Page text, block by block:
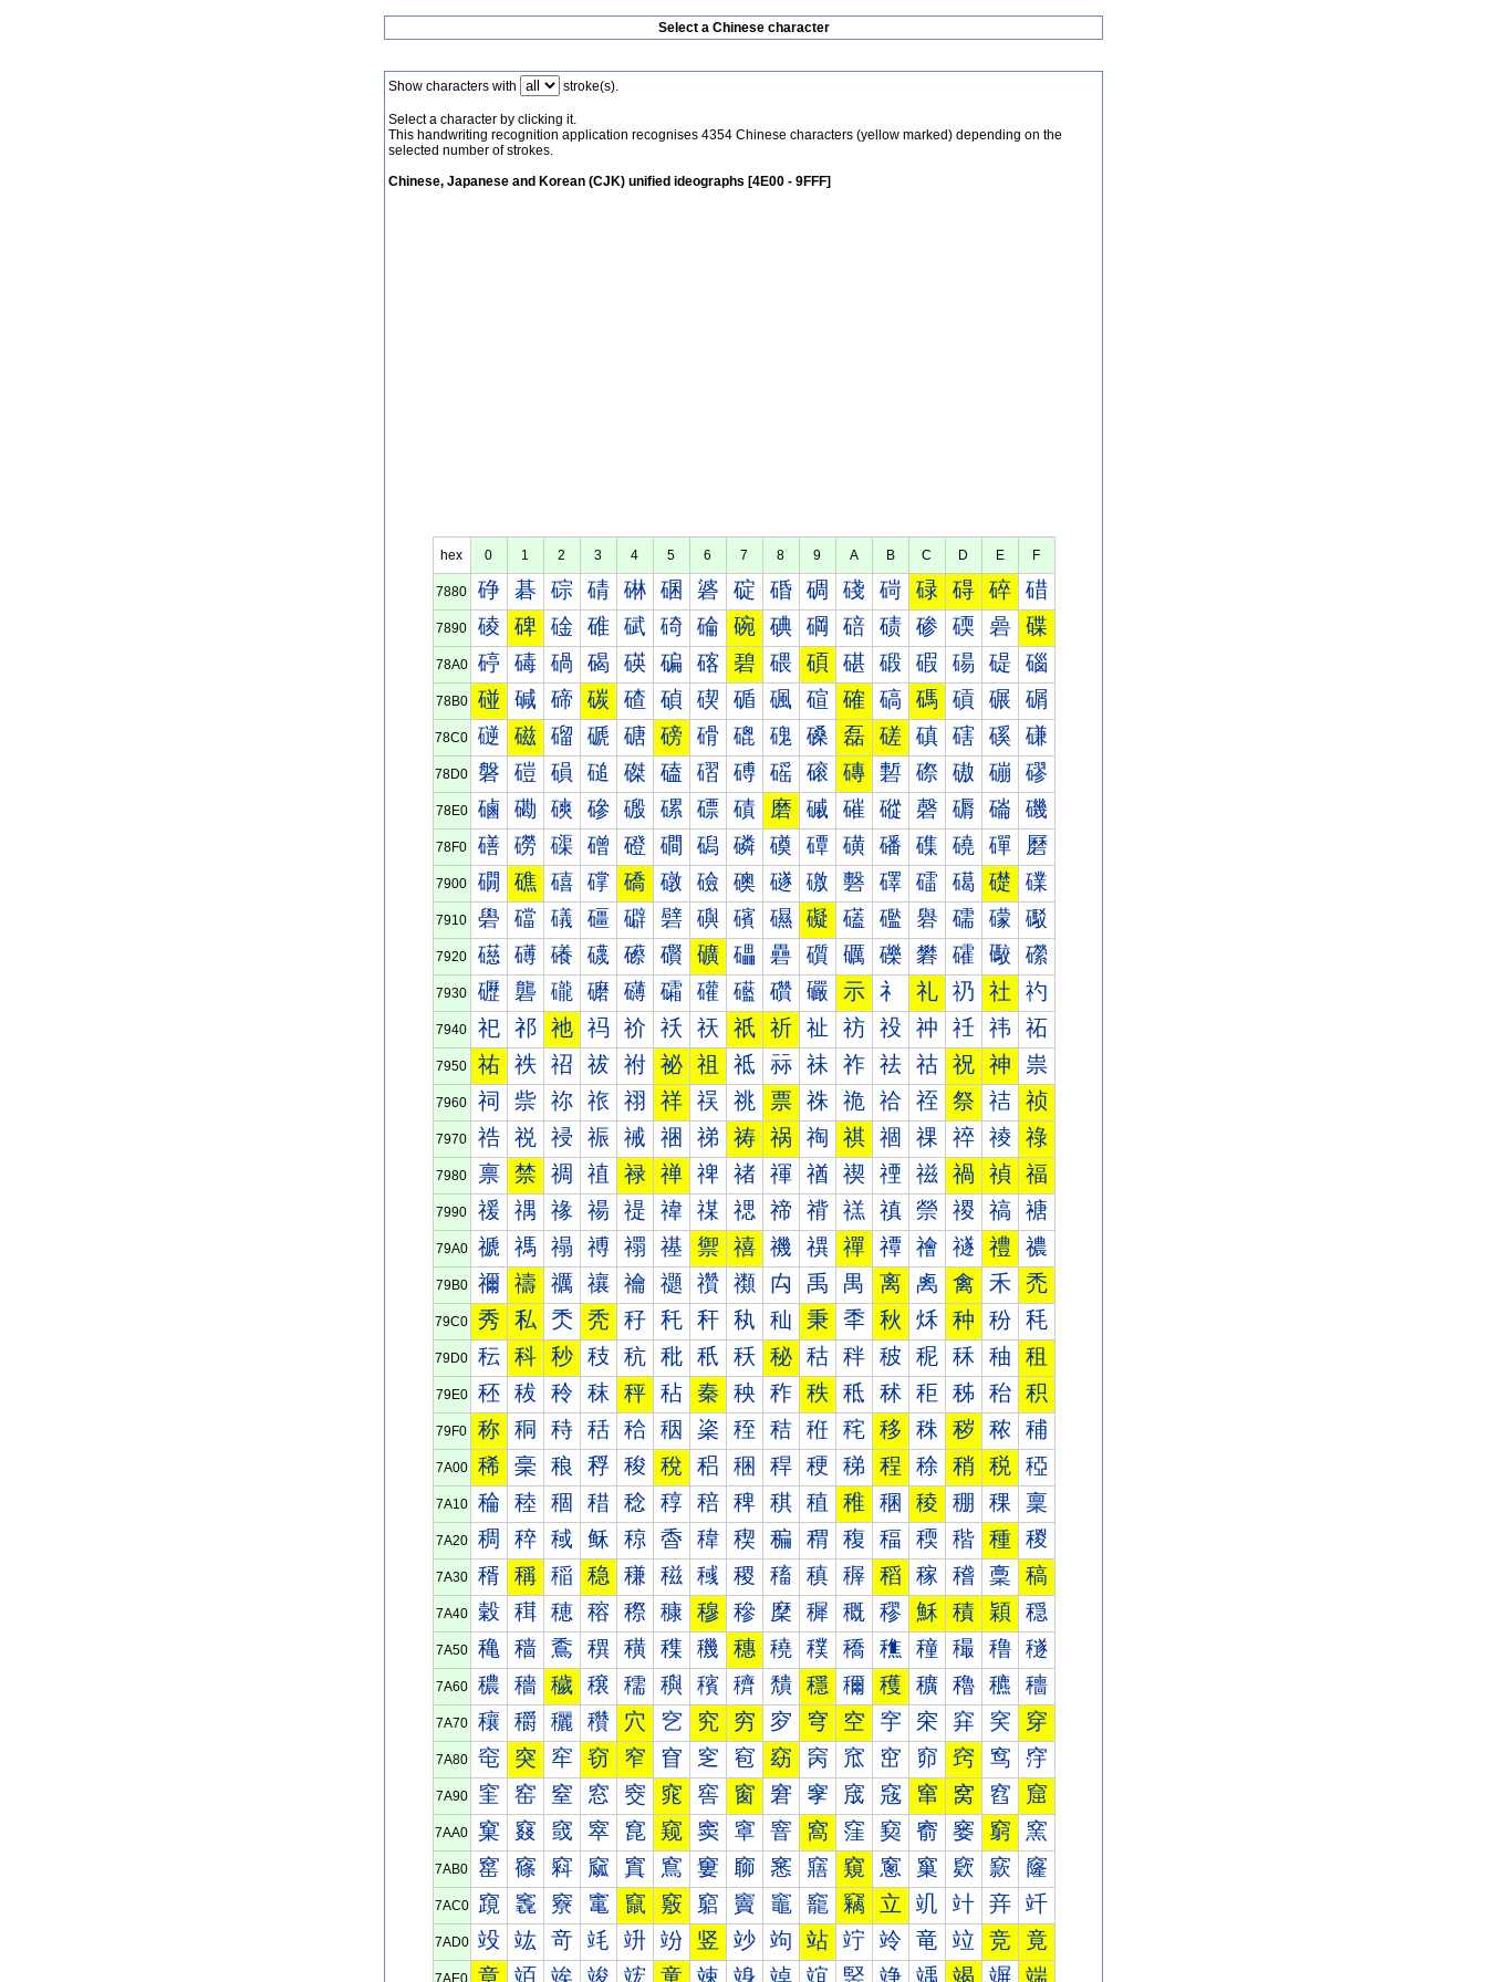
Select a Chinese character
Show characters with stroke(s).
Select a character by clicking it.
This handwriting recognition application recognises 4354 Chinese characters (yellow marked) depending on the
selected number of strokes.
Chinese, Japanese and Korean (CJK) unified ideographs [4E00 - 9FFF]
hex 0 1 2 3 4 5 6 7 8 9 A B C D E F
7880 碀 碁 碂 碃 碄 碅 碆 碇 碈 碉 碊 碋 碌 碍 碎 碏
7890 碐 碑 碒 碓 碔 碕 碖 碗 碘 碙 碚 碛 碜 碝 碞 碟
78A0 碠 碡 碢 碣 碤 碥 碦 碧 碨 碩 碪 碫 碬 碭 碮 碯
78B0 碰 碱 碲 碳 碴 碵 碶 碷 碸 碹 確 碻 碼 碽 碾 碿
78C0 磀 磁 磂 磃 磄 磅 磆 磇 磈 磉 磊 磋 磌 磍 磎 磏
78D0 磐 磑 磒 磓 磔 磕 磖 磗 磘 磙 磚 磛 磜 磝 磞 磟
78E0 磠 磡 磢 磣 磤 磥 磦 磧 磨 磩 磪 磫 磬 磭 磮 磯
78F0 磰 磱 磲 磳 磴 磵 磶 磷 磸 磹 磺 磻 磼 磽 磾 磿
7900 礀 礁 礂 礃 礄 礅 礆 礇 礈 礉 礊 礋 礌 礍 礎 礏
7910 礐 礑 礒 礓 礔 礕 礖 礗 礘 礙 礚 礛 礜 礝 礞 礟
7920 礠 礡 礢 礣 礤 礥 礦 礧 礨 礩 礪 礫 礬 礭 礮 礯
7930 礰 礱 礲 礳 礴 礵 礶 礷 礸 礹 示 礻 礼 礽 社 礿
7940 祀 祁 祂 祃 祄 祅 祆 祇 祈 祉 祊 祋 祌 祍 祎 祏
7950 祐 祑 祒 祓 祔 祕 祖 祗 祘 祙 祚 祛 祜 祝 神 祟
7960 祠 祡 祢 祣 祤 祥 祦 祧 票 祩 祪 祫 祬 祭 祮 祯
7970 祰 祱 祲 祳 祴 祵 祶 祷 祸 祹 祺 祻 祼 祽 祾 祿
7980 禀 禁 禂 禃 禄 禅 禆 禇 禈 禉 禊 禋 禌 禍 禎 福
7990 禐 禑 禒 禓 禔 禕 禖 禗 禘 禙 禚 禛 禜 禝 禞 禟
79A0 禠 禡 禢 禣 禤 禥 禦 禧 禨 禩 禪 禫 禬 禭 禮 禯
79B0 禰 禱 禲 禳 禴 禵 禶 禷 禸 禹 禺 离 禼 禽 禾 禿
79C0 秀 私 秂 秃 秄 秅 秆 秇 秈 秉 秊 秋 秌 种 秎 秏
79D0 秐 科 秒 秓 秔 秕 秖 秗 秘 秙 秚 秛 秜 秝 秞 租
79E0 秠 秡 秢 秣 秤 秥 秦 秧 秨 秩 秪 秫 秬 秭 秮 积
79F0 称 秱 秲 秳 秴 秵 秶 秷 秸 秹 秺 移 秼 秽 秾 秿
7A00 稀 稁 稂 稃 稄 稅 稆 稇 稈 稉 稊 程 稌 稍 税 稏
7A10 稐 稑 稒 稓 稔 稕 稖 稗 稘 稙 稚 稛 稜 稝 稞 稟
7A20 稠 稡 稢 稣 稤 稥 稦 稧 稨 稩 稪 稫 稬 稭 種 稯
7A30 稰 稱 稲 稳 稴 稵 稶 稷 稸 稹 稺 稻 稼 稽 稾 稿
7A40 穀 穁 穂 穃 穄 穅 穆 穇 穈 穉 穊 穋 穌 積 穎 穏
7A50 穐 穑 穒 穓 穔 穕 穖 穗 穘 穙 穚 穛 穜 穝 穞 穟
7A60 穠 穡 穢 穣 穤 穥 穦 穧 穨 穩 穪 穫 穬 穭 穮 穯
7A70 穰 穱 穲 穳 穴 穵 究 穷 穸 穹 空 穻 穼 穽 穾 穿
7A80 窀 突 窂 窃 窄 窅 窆 窇 窈 窉 窊 窋 窌 窍 窎 窏
7A90 窐 窑 窒 窓 窔 窕 窖 窗 窘 窙 窚 窛 窜 窝 窞 窟
7AA0 窠 窡 窢 窣 窤 窥 窦 窧 窨 窩 窪 窫 窬 窭 窮 窯
7AB0 窰 窱 窲 窳 窴 窵 窶 窷 窸 窹 窺 窻 窼 窽 窾 窿
7AC0 竀 竁 竂 竃 竄 竅 竆 竇 竈 竉 竊 立 竌 竍 竎 竏
7AD0 竐 竑 竒 竓 竔 竕 竖 竗 竘 站 竚 竛 竜 竝 竞 竟
7AE0 章 竡 竢 竣 竤 童 竦 竧 竨 竩 竪 竫 竬 竭 竮 端